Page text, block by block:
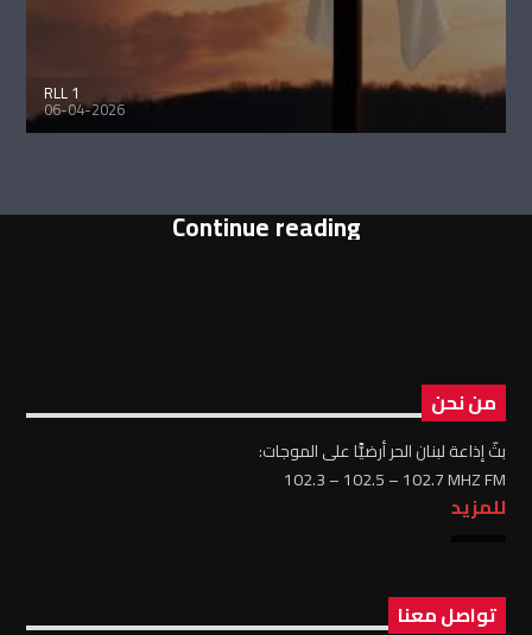
RLL 1
06-04-2026
Continue reading
من نحن
بثّ إذاعة لبنان الحر أرضيًّا على الموجات:
102.3 – 102.5 – 102.7 MHZ FM
للمزيد
تواصل معنا